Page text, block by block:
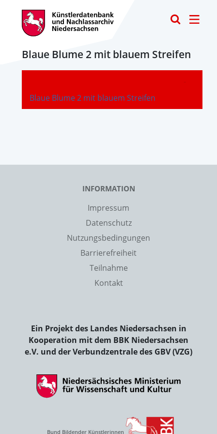
Blaue Blume 2 mit blauem Streifen
Blaue Blume 2 mit blauem Streifen
-
INFORMATION
Impressum
Datenschutz
Nutzungsbedingungen
Barrierefreiheit
Teilnahme
Kontakt
Ein Projekt des Landes Niedersachsen in
Kooperation mit dem BBK Niedersachsen
e.V. und der Verbundzentrale des GBV (VZG)
Bund Bildender Künstlerinnen